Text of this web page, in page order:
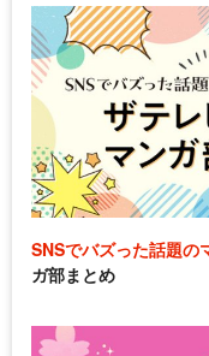
SNSでバズった話題の
ガ部まとめ